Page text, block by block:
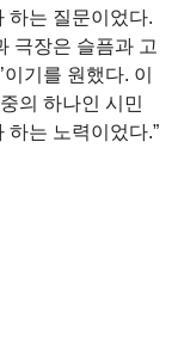
하는 질문이었다.
극장은 슬픔과 고
기를 원했다. 이
의 하나인 시민
하는 노력이었다.”